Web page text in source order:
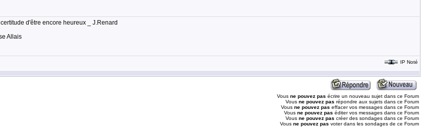
d'être encore heureux _ J.Renard
Allais
IP Noté
Vous ne pouvez pas écrire un nouveau sujet dans ce Forum
Vous ne pouvez pas répondre aux sujets dans ce Forum
Vous ne pouvez pas effacer vos messages dans ce Forum
Vous ne pouvez pas éditer vos messages dans ce Forum
Vous ne pouvez pas créer des sondages dans ce Forum
Vous ne pouvez pas voter dans les sondages de ce Forum